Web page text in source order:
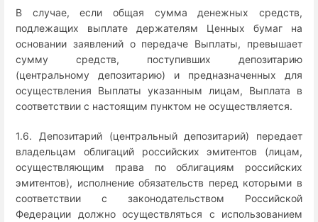
В случае, если общая сумма денежных средств,
подлежащих выплате держателям Ценных бумаг на
основании заявлений о передаче Выплаты, превышает
сумму средств, поступивших депозитарию
(центральному депозитарию) и предназначенных для
осуществления Выплаты указанным лицам, Выплата в
соответствии с настоящим пунктом не осуществляется.
1.6. Депозитарий (центральный депозитарий) передает
владельцам облигаций российских эмитентов (лицам,
осуществляющим права по облигациям российских
эмитентов), исполнение обязательств перед которыми в
соответствии с законодательством Российской
Федерации должно осуществляться с использованием